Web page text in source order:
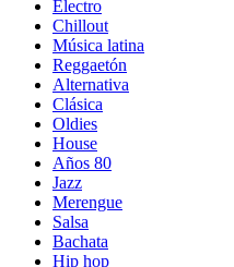
Electro
Chillout
Música latina
Reggaetón
Alternativa
Clásica
Oldies
House
Años 80
Jazz
Merengue
Salsa
Bachata
Hip hop